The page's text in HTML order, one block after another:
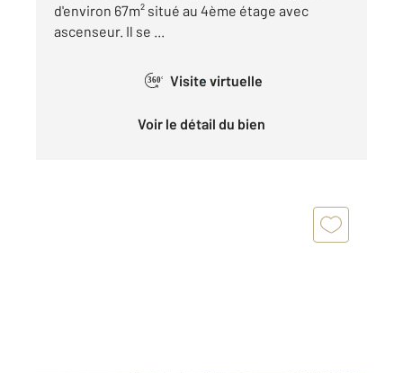
d'environ 67m² situé au 4ème étage avec
ascenseur. Il se ...
360° Visite virtuelle
Voir le détail du bien